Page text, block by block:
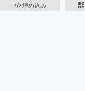
埋め込み